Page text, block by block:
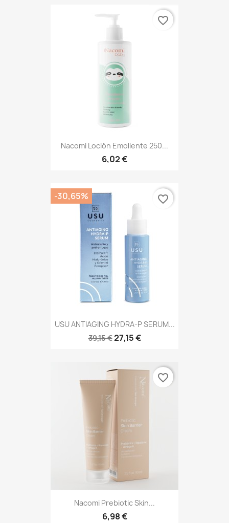
Nacomi Loción Emoliente 250...
6,02 €
favorite_border
USU ANTIAGING HYDRA-P SERUM...
39,15 €27,15 €
-30,65% favorite_border
Nacomi Prebiotic Skin...
6,98 €
favorite_border